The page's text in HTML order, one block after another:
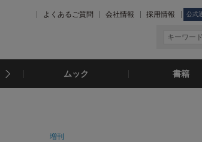
よくあるご質問 会社情報 採用情報 公式
ムック 書籍
増刊